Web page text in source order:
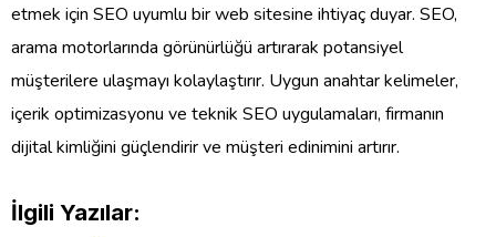
etmek için SEO uyumlu bir web sitesine ihtiyaç duyar. SEO,
arama motorlarında görünürlüğü artırarak potansiyel
müşterilere ulaşmayı kolaylaştırır. Uygun anahtar kelimeler,
içerik optimizasyonu ve teknik SEO uygulamaları, firmanın
dijital kimliğini güçlendirir ve müşteri edinimini artırır.
İlgili Yazılar: